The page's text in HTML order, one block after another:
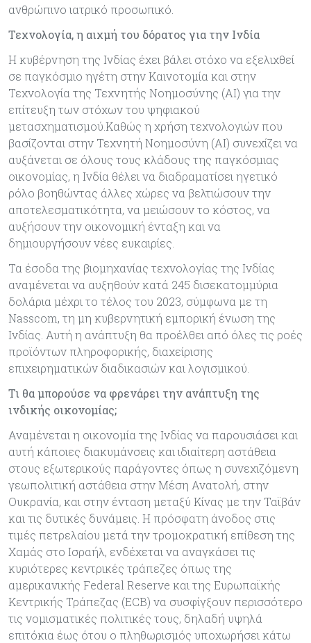
ανθρώπινο ιατρικό προσωπικό.
Τεχνολογία, η αιχμή του δόρατος για την Ινδία
Η κυβέρνηση της Ινδίας έχει βάλει στόχο να εξελιχθεί
σε παγκόσμιο ηγέτη στην Καινοτομία και στην
Τεχνολογία της Τεχνητής Νοημοσύνης (AI) για την
επίτευξη των στόχων του ψηφιακού
μετασχηματισμού.Καθώς η χρήση τεχνολογιών που
βασίζονται στην Τεχνητή Νοημοσύνη (AI) συνεχίζει να
αυξάνεται σε όλους τους κλάδους της παγκόσμιας
οικονομίας, η Ινδία θέλει να διαδραματίσει ηγετικό
ρόλο βοηθώντας άλλες χώρες να βελτιώσουν την
αποτελεσματικότητα, να μειώσουν το κόστος, να
αυξήσουν την οικονομική ένταξη και να
δημιουργήσουν νέες ευκαιρίες.
Τα έσοδα της βιομηχανίας τεχνολογίας της Ινδίας
αναμένεται να αυξηθούν κατά 245 δισεκατομμύρια
δολάρια μέχρι το τέλος του 2023, σύμφωνα με τη
Nasscom, τη μη κυβερνητική εμπορική ένωση της
Ινδίας. Αυτή η ανάπτυξη θα προέλθει από όλες τις ροές
προϊόντων πληροφορικής, διαχείρισης
επιχειρηματικών διαδικασιών και λογισμικού.
Τι θα μπορούσε να φρενάρει την ανάπτυξη της
ινδικής οικονομίας;
Αναμένεται η οικονομία της Ινδίας να παρουσιάσει και
αυτή κάποιες διακυμάνσεις και ιδιαίτερη αστάθεια
στους εξωτερικούς παράγοντες όπως η συνεχιζόμενη
γεωπολιτική αστάθεια στην Μέση Ανατολή, στην
Ουκρανία, και στην ένταση μεταξύ Κίνας με την Ταϊβάν
και τις δυτικές δυνάμεις. Η πρόσφατη άνοδος στις
τιμές πετρελαίου μετά την τρομοκρατική επίθεση της
Χαμάς στο Ισραήλ, ενδέχεται να αναγκάσει τις
κυριότερες κεντρικές τράπεζες όπως της
αμερικανικής Federal Reserve και της Ευρωπαϊκής
Κεντρικής Τράπεζας (ECB) να συσφίγξουν περισσότερο
τις νομισματικές πολιτικές τους, δηλαδή υψηλά
επιτόκια έως ότου ο πληθωρισμός υποχωρήσει κάτω